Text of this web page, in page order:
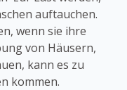
auftauchen.
wenn sie ihre
von Häusern,
kann es zu
kommen.